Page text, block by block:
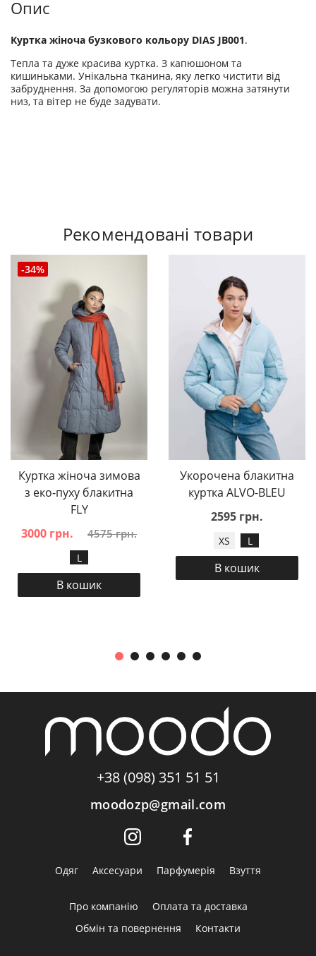
Опис
Куртка жіноча бузкового кольору DIAS JB001.
Тепла та дуже красива куртка. З капюшоном та
кишиньками. Унікальна тканина, яку легко чистити від
забруднення. За допомогою регуляторів можна затянути
низ, та вітер не буде задувати.
Рекомендовані товари
-34%
Куртка жіноча зимова
з еко-пуху блакитна
FLY
3000 грн.
4575 грн.
L
В кошик
Укорочена блакитна
куртка ALVO-BLEU
2595 грн.
XS L
В кошик
+38 (098) 351 51 51
moodozp@gmail.com
Одяг Аксесуари Парфумерія Взуття
Про компанію
Оплата та доставка
Обмін та повернення
Контакти